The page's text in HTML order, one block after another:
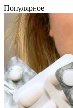
Популярное